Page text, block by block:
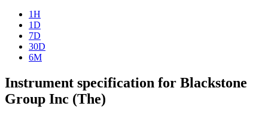
1H
1D
7D
30D
6M
Instrument specification for Blackstone
Group Inc (The)